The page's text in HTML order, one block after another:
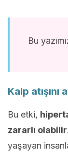
Bu
Kalp atışını
Bu etki,
zararlı olabilir
yaşayan